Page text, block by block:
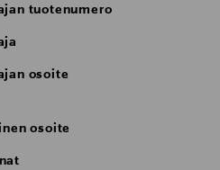
tuotenumero
osoite
osoite